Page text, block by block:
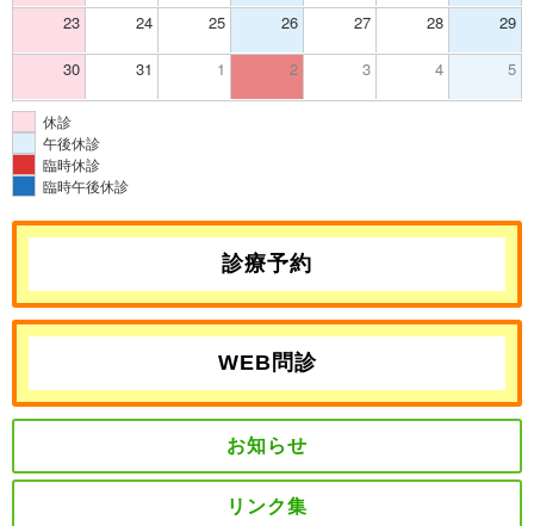
23 24 25 26 27 28 29
30 31 1 2 3 4 5
休診
午後休診
臨時休診
臨時午後休診
診療予約
WEB問診
お知らせ
リンク集